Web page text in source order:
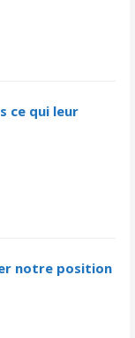
ce qui leur
notre position